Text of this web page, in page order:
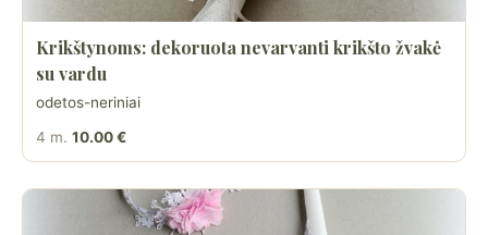
Krikštynoms: dekoruota nevarvanti krikšto žvakė
su vardu
odetos-neriniai
4 m. 10.00 €